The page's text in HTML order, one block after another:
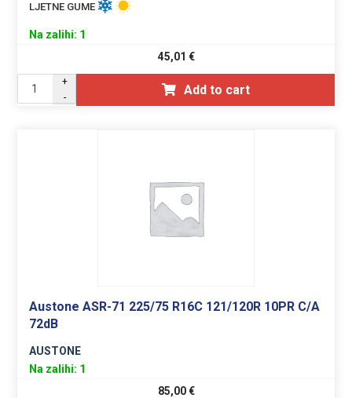
LJETNE GUME
Na zalihi: 1
45,01 €
+
-
Add to cart
Austone ASR-71 225/75 R16C 121/120R 10PR C/A
72dB
AUSTONE
Na zalihi: 1
85,00€